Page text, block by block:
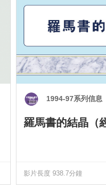
1994-97系列信息
羅馬書的結晶（
影片長度 938.7分鐘